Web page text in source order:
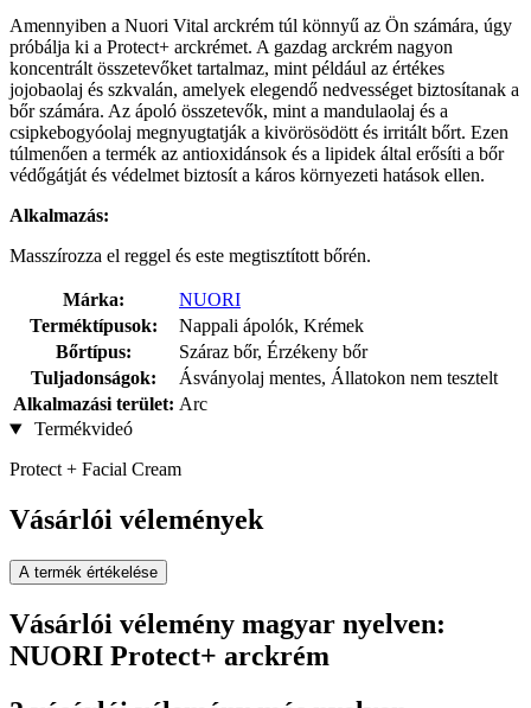
Amennyiben a Nuori Vital arckrém túl könnyű az Ön számára, úgy
próbálja ki a Protect+ arckrémet. A gazdag arckrém nagyon
koncentrált összetevőket tartalmaz, mint például az értékes
jojobaolaj és szkvalán, amelyek elegendő nedvességet biztosítanak a
bőr számára. Az ápoló összetevők, mint a mandulaolaj és a
csipkebogyóolaj megnyugtatják a kivörösödött és irritált bőrt. Ezen
túlmenően a termék az antioxidánsok és a lipidek által erősíti a bőr
védőgátját és védelmet biztosít a káros környezeti hatások ellen.
Alkalmazás:
Masszírozza el reggel és este megtisztított bőrén.
Márka:
NUORI
Terméktípusok:
Nappali ápolók, Krémek
Bőrtípus:
Száraz bőr, Érzékeny bőr
Tuljadonságok:
Ásványolaj mentes, Állatokon nem tesztelt
Alkalmazási terület: Arc
Termékvideó
Protect + Facial Cream
Vásárlói vélemények
A termék értékelése
Vásárlói vélemény magyar nyelven:
NUORI Protect+ arckrém